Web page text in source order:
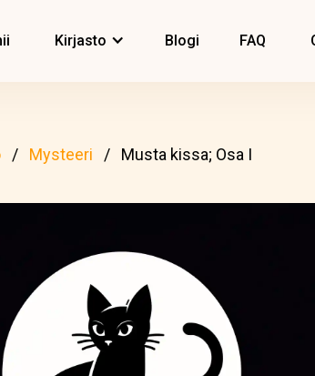
Kirjasto Blogi FAQ
Mysteeri Musta kissa; Osa I